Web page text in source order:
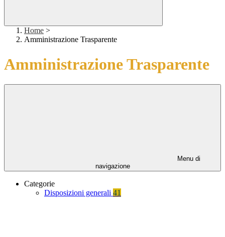
Home >
Amministrazione Trasparente
Amministrazione Trasparente
Menu di
navigazione
Categorie
Disposizioni generali 41